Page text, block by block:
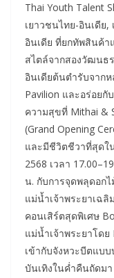
Thai Youth Talent
เยาวชนไทย-อินเดีย
อินเดีย ที่ยกทัพสินค้
สไตล์จากสองวัฒนธ
อินเดียต้นตำรับจาก
Pavilion และอร่อย
ความสุขที่ Mithai &
(Grand Opening
และมีชีวิตชีวาที่สุดใ
2568 เวลา
น. กับการจุดพลุดอก
แม่น้ำเจ้าพระยาเฉ
คอนเสิร์ตสุดพิเศษ
แม่น้ำเจ้าพระยาโดย
เข้ากับจังหวะบีตแบ
บันเทิงในค่ำคืนถัดม